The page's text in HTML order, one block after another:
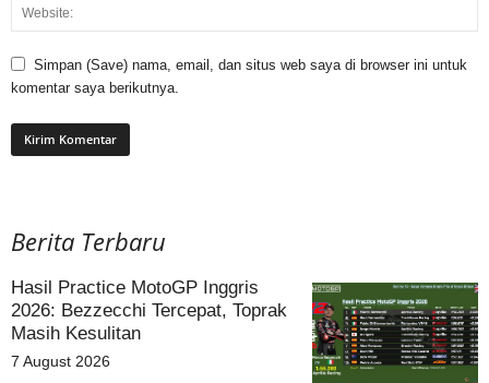
Simpan (Save) nama, email, dan situs web saya di browser ini untuk
komentar saya berikutnya.
Berita Terbaru
Hasil Practice MotoGP Inggris
2026: Bezzecchi Tercepat, Toprak
Masih Kesulitan
7 August 2026